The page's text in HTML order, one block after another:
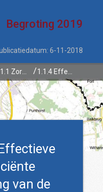
Begroting 2019
6-11-2018
van de